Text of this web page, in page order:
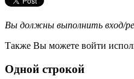
Вы должны выполнить вход/
Также Вы можете войти
Одной строкой